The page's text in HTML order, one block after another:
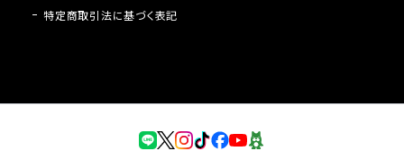
特定商取引法に基づく表記